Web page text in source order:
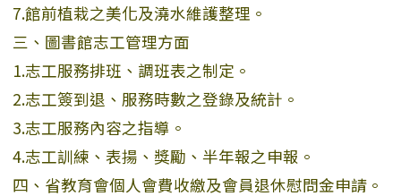
7.館前植栽之美化及澆水維護整理。
三、圖書館志工管理方面
1.志工服務排班、調班表之制定。
2.志工簽到退、服務時數之登錄及統計。
3.志工服務內容之指導。
4.志工訓練、表揚、獎勵、半年報之申報。
四、省教育會個人會費收繳及會員退休慰問金申請。